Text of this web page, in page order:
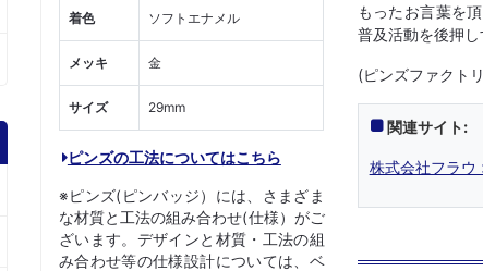
着色 ソフトエナメル
メッキ 金
サイズ 29mm
ピンズの工法についてはこちら
※ピンズ(ピンバッジ）には、さまざま
な材質と工法の組み合わせ(仕様）がご
ざいます。デザインと材質・工法の組
み合わせ等の仕様設計については、ベ
もったお言葉を
普及活動を後押し
(ピンズファクト
関連サイト:
株式会社フラウ